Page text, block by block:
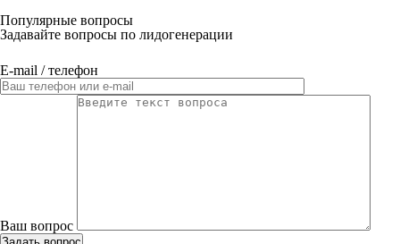
Популярные вопросы
Задавайте вопросы по лидогенерации
E-mail / телефон
Ваш вопрос